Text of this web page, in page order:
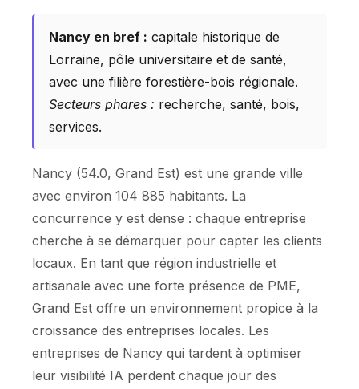
Nancy en bref : capitale historique de
Lorraine, pôle universitaire et de santé,
avec une filière forestière-bois régionale.
Secteurs phares : recherche, santé, bois,
services.
Nancy (54.0, Grand Est) est une grande ville
avec environ 104 885 habitants. La
concurrence y est dense : chaque entreprise
cherche à se démarquer pour capter les clients
locaux. En tant que région industrielle et
artisanale avec une forte présence de PME,
Grand Est offre un environnement propice à la
croissance des entreprises locales. Les
entreprises de Nancy qui tardent à optimiser
leur visibilité IA perdent chaque jour des